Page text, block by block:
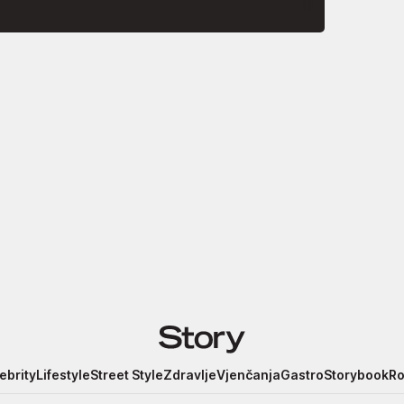
LifestyleStreet StyleZdravljeVjenčanjaGastroStorybook